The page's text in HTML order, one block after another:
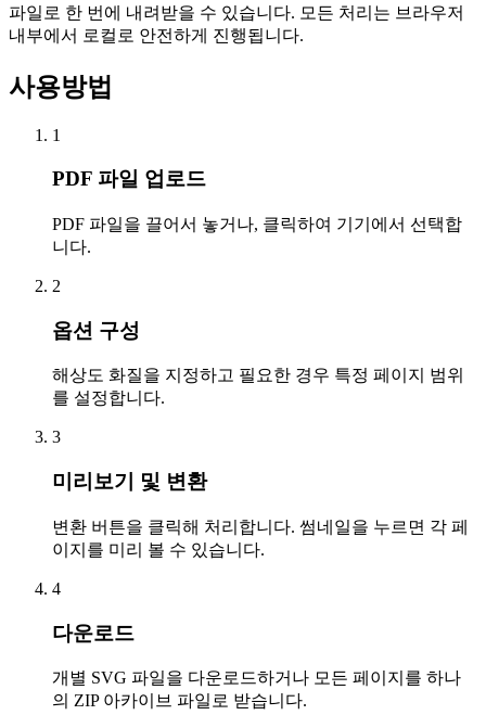
파일로 한 번에 내려받을 수 있습니다. 모든 처리는 브라우저
내부에서 로컬로 안전하게 진행됩니다.
사용방법
1
PDF 파일 업로드
PDF 파일을 끌어서 놓거나, 클릭하여 기기에서 선택합
니다.
2
옵션 구성
해상도 화질을 지정하고 필요한 경우 특정 페이지 범위
를 설정합니다.
3
미리보기 및 변환
변환 버튼을 클릭해 처리합니다. 썸네일을 누르면 각 페
이지를 미리 볼 수 있습니다.
4
다운로드
개별 SVG 파일을 다운로드하거나 모든 페이지를 하나
의 ZIP 아카이브 파일로 받습니다.